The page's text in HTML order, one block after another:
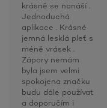
krásně se nanáší .
Jednoduchá
aplikace . Krásné
jemná lesklá pleť s
méně vrásek .
Zápory nemám
byla jsem velmi
spokojena značku
budu dále používat
a doporučím i